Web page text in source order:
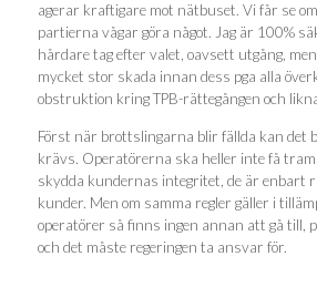
agerar kraftigare mot nätbuset. Vi får se
partierna vågar göra något. Jag är 100%
hårdare tag efter valet, oavsett utgång,
mycket stor skada innan dess pga alla
obstruktion kring TPB-rättegången och
Först när brottslingarna blir fällda kan det
krävs. Operatörerna ska heller inte få
skydda kundernas integritet, de är enbart
kunder. Men om samma regler gäller i
operatörer så finns ingen annan att gå till,
och det måste regeringen ta ansvar för.